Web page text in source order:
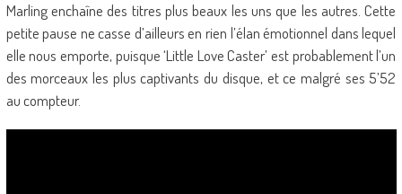
Marling enchaîne des titres plus beaux les uns que les autres. Cette
petite pause ne casse d’ailleurs en rien l’élan émotionnel dans lequel
elle nous emporte, puisque ‘Little Love Caster’ est probablement l’un
des morceaux les plus captivants du disque, et ce malgré ses 5’52
au compteur.